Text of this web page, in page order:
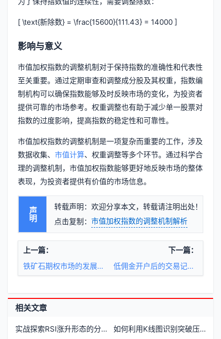
[ \text{新除数} = \frac{15600}{111.43} = 14000 ]
影响与意义
市值加权指数的调整机制对于保持指数的准确性和代表性
至关重要。通过定期审查和调整成分股及其权重，指数编
制机构可以确保指数能够及时反映市场的变化，为投资者
提供可靠的市场参考。权重调整也有助于减少单一股票对
指数的过度影响，提高指数的稳定性和可靠性。
市值加权指数的调整机制是一项复杂而重要的工作，涉及
数据收集、 市值计算、权重调整等多个环节。通过科学合
理的调整机制，市值加权指数能够更好地反映市场的整体
表现，为投资者提供有价值的市场信息。
声明
转载声明：欢迎分享本文，转载请注明出处！
点击复制： 市值加权指数的调整机制解析
上一篇：
铁矿石期权市场的发展与策略
下一篇：
低佣金开户后的交易记录查看方法
相关文章
实战探索RSI涨升形态的分类
如何利用K线图识别突破压力整理结束信号